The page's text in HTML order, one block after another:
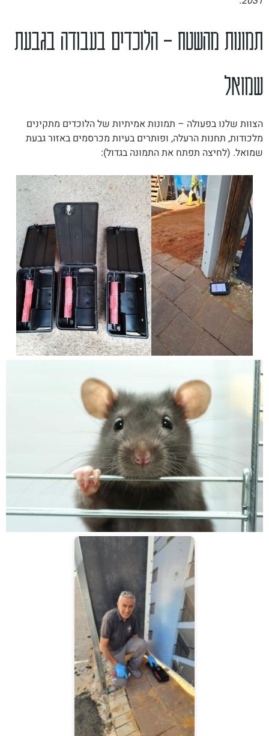
תמונות מהשטח – הלוכדים בעבודה בגבעת
שמואל
הצוות שלנו בפעולה – תמונות אמיתיות של הלוכדים מתקינים
מלכודות, תחנות הרעלה, ופותרים בעיות מכרסמים באזור גבעת
שמואל. (לחיצה תפתח את התמונה בגדול):